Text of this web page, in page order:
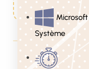
Microsoft
Système